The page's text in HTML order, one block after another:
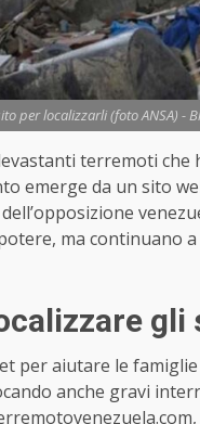
per localizzarli (foto ANSA) -
terremoti che
emerge da un sito
ma continuano
gli
per aiutare le
anche gravi